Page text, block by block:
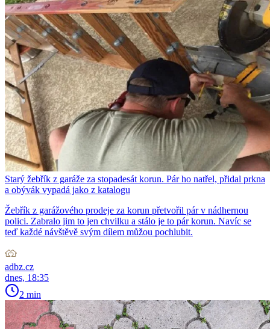
Starý žebřík z garáže za stopadesát korun. Pár ho natřel, přidal prkna
a obývák vypadá jako z katalogu
Žebřík z garážového prodeje za korun přetvořil pár v nádhernou
polici. Zabralo jim to jen chvilku a stálo je to pár korun. Navíc se
teď každé návštěvě svým dílem můžou pochlubit.
adbz.cz
dnes, 18:35
2 min